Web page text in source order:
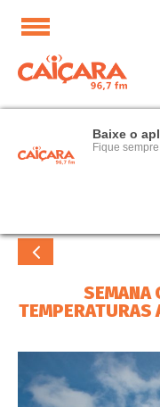
Baixe o
Fique
SEMANA
TEMPERATURAS